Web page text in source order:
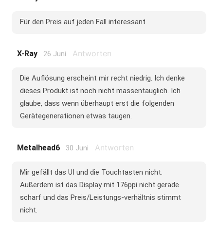
Für den Preis auf jeden Fall interessant.
X-Ray 26 Juni Antworten
Die Auflösung erscheint mir recht niedrig. Ich denke
dieses Produkt ist noch nicht massentauglich. Ich
glaube, dass wenn überhaupt erst die folgenden
Gerätegenerationen etwas taugen.
Metalhead6 30 Juni Antworten
Mir gefällt das UI und die Touchtasten nicht.
Außerdem ist das Display mit 176ppi nicht gerade
scharf und das Preis/Leistungs-verhältnis stimmt
nicht.